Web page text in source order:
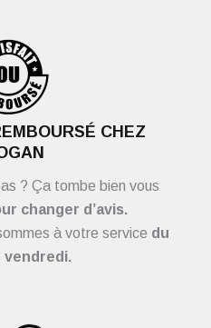
CHEZ
? Ça tombe bien vous
changer d’avis.
à votre service du
vendredi.